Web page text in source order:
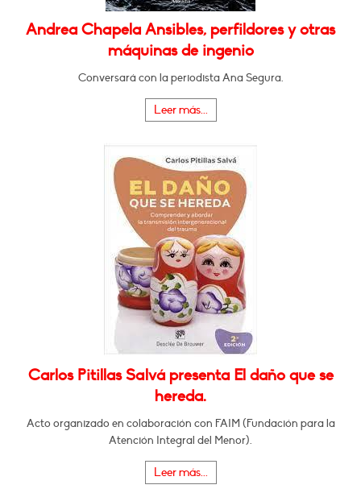
Andrea Chapela Ansibles, perfildores y otras
máquinas de ingenio
Conversará con la periodista Ana Segura.
Leer más...
Carlos Pitillas Salvá presenta El daño que se
hereda.
Acto organizado en colaboración con FAIM (Fundación para la
Atención Integral del Menor).
Leer más...